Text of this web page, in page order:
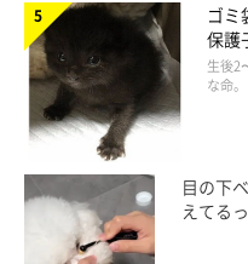
「ふだんは座布団の上な
日はフローリングの床、
っている」
ゴミ
保
美し
生後2
な命
目の下
えてる